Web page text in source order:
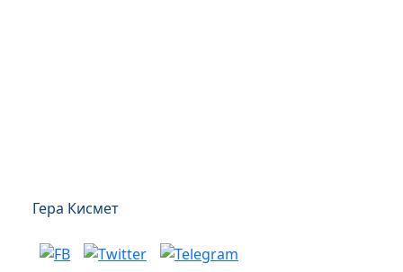
Гера Кисмет